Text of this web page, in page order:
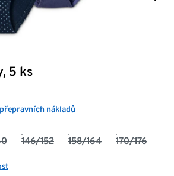
5 ks
nákladů
146/152 158/164 170/176